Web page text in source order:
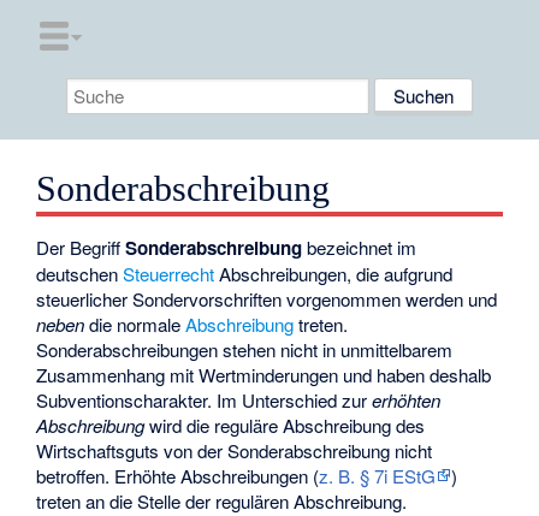
Sonderabschreibung
Der BegriffSonderabschreibungbezeichnet im
deutschenSteuerrechtAbschreibungen, die aufgrund
steuerlicher Sondervorschriften vorgenommen werden und
nebendie normaleAbschreibungtreten.
Sonderabschreibungen stehen nicht in unmittelbarem
Zusammenhang mit Wertminderungen und haben deshalb
Subventionscharakter. Im Unterschied zurerhöhten
Abschreibungwird die reguläre Abschreibung des
Wirtschaftsguts von der Sonderabschreibung nicht
betroffen. Erhöhte Abschreibungen (z. B. § 7i EStG
)
treten an die Stelle der regulären Abschreibung.